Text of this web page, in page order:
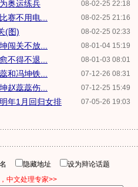
08-02-25 22:18
奥运练兵
08-02-25 21:16
赛不用电...
08-02-25 02:33
(图)
08-01-04 15:19
闯关不放...
08-01-03 08:01
不得不退...
07-12-26 08:31
和冯坤铁...
07-12-25 15:49
赵蕊蕊伤...
07-05-26 19:03
年1月回归女排
名 隐藏地址
设为辩论话题
中文处理专家>>